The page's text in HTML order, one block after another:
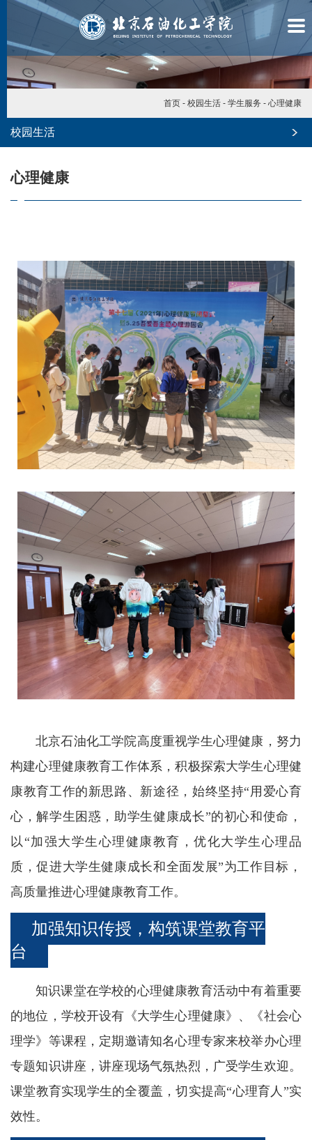
学
校
院
设
生
就
教
资
队
伍
生
活
合
首页 - 校园生活 - 学生服务 - 心理健康
校园生活
心理健康
北京石油化工学院高度重视学生心理健康，努力
构建心理健康教育工作体系，积极探索大学生心理健
康教育工作的新思路、新途径，始终坚持“用爱心育
心，解学生困惑，助学生健康成长”的初心和使命，
以“加强大学生心理健康教育，优化大学生心理品
质，促进大学生健康成长和全面发展”为工作目标，
高质量推进心理健康教育工作。
加强知识传授，构筑课堂教育平
台
知识课堂在学校的心理健康教育活动中有着重要
的地位，学校开设有《大学生心理健康》、《社会心
理学》等课程，定期邀请知名心理专家来校举办心理
专题知识讲座，讲座现场气氛热烈，广受学生欢迎。
课堂教育实现学生的全覆盖，切实提高“心理育人”实
效性。